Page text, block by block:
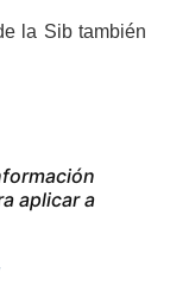
la Sib también
aplicar a